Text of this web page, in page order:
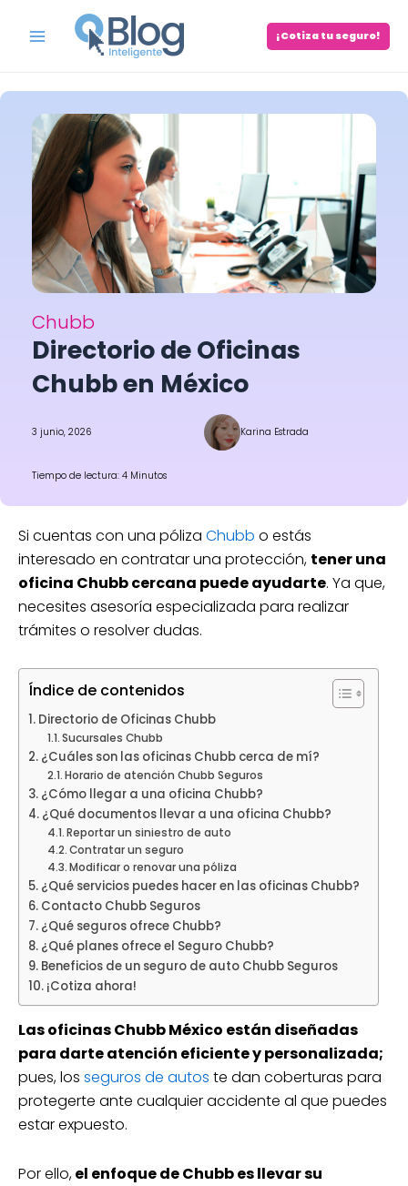
Menu
¡Cotiza tu seguro!
Chubb
Directorio de Oficinas
Chubb en México
3 junio, 2026 Karina Estrada
Tiempo de lectura: 4 Minutos
Si cuentas con una póliza Chubb o estás
interesado en contratar una protección, tener una
oficina Chubb cercana puede ayudarte. Ya que,
necesites asesoría especializada para realizar
trámites o resolver dudas.
Índice de contenidos
Directorio de Oficinas Chubb
Sucursales Chubb
¿Cuáles son las oficinas Chubb cerca de mí?
Horario de atención Chubb Seguros
¿Cómo llegar a una oficina Chubb?
¿Qué documentos llevar a una oficina Chubb?
Reportar un siniestro de auto
Contratar un seguro
Modificar o renovar una póliza
¿Qué servicios puedes hacer en las oficinas Chubb?
Contacto Chubb Seguros
¿Qué seguros ofrece Chubb?
¿Qué planes ofrece el Seguro Chubb?
Beneficios de un seguro de auto Chubb Seguros
¡Cotiza ahora!
Las oficinas Chubb México están diseñadas
para darte atención eficiente y personalizada;
pues, los seguros de autos te dan coberturas para
protegerte ante cualquier accidente al que puedes
estar expuesto.
Por ello,el enfoque de Chubb es llevar su